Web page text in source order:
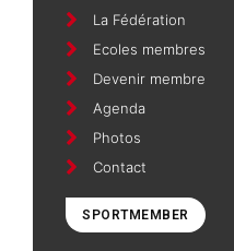
La Fédération
Ecoles membres
Devenir membre
Agenda
Photos
Contact
SPORTMEMBER